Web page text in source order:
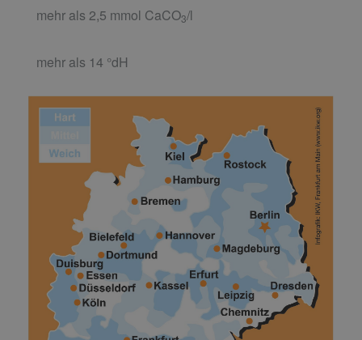
mehr als 2,5 mmol CaCO3/l
mehr als 14 °dH